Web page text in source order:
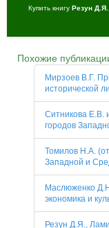
Купить книгу Резун
Похожие
Мирзоев В.Г.
исторической
Ситникова Е.В.
городов
Томилов Н.А.
Западной и
Маслюженко
экономика и
Резун Д.Я.,